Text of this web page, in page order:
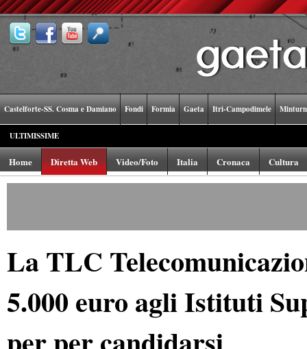
Castelforte-SS. Cosma e Damiano Fondi Formia Gaeta Itri-Campodimele
ULTIMISSIME
Home Diretta Web Video/Foto Italia Cronaca Cultura
La TLC
5.000 euro agli Istituti